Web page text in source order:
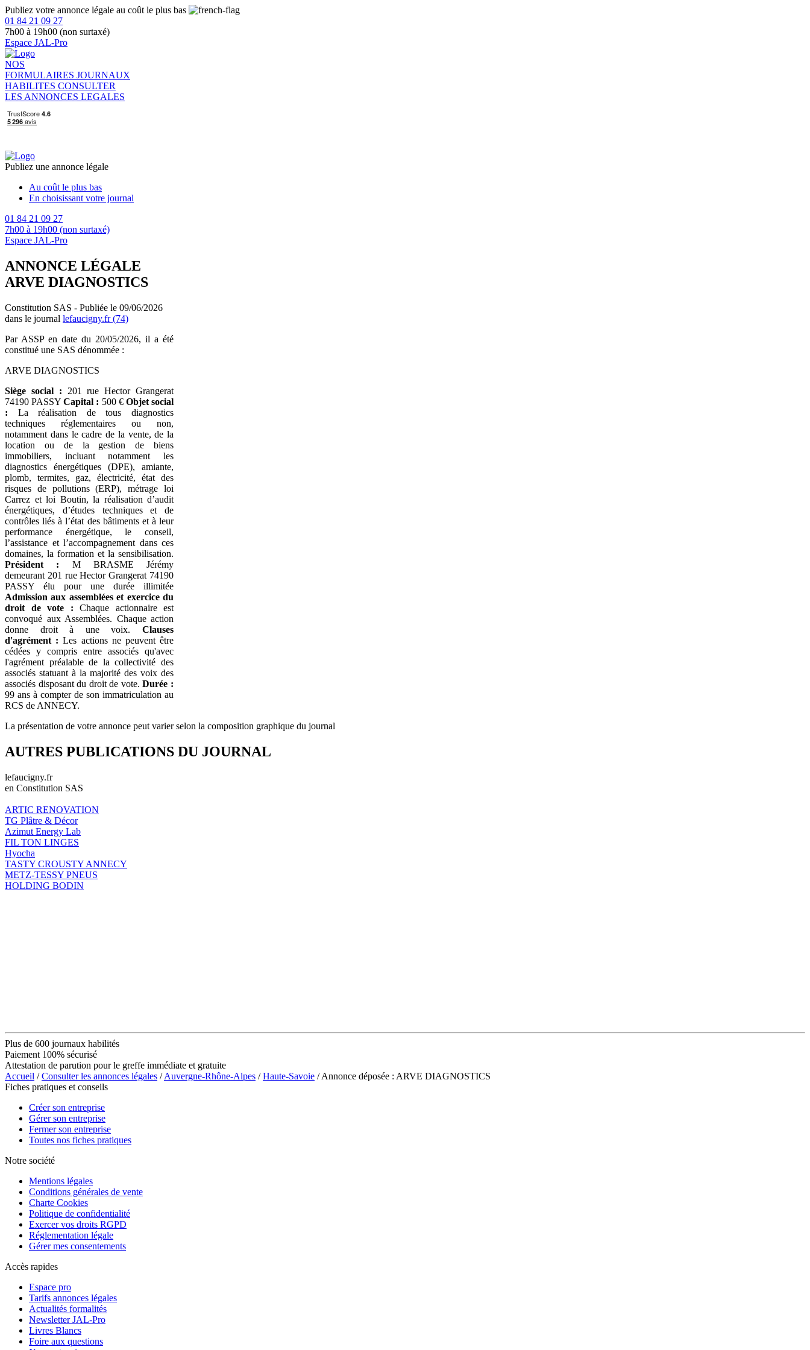
Publiez votre annonce légale au coût le plus bas
01 84 21 09 27
7h00 à 19h00 (non surtaxé)
Espace JAL-Pro
NOS
FORMULAIRES JOURNAUX
HABILITES CONSULTER
LES ANNONCES LEGALES
Publiez une annonce légale
Au coût le plus bas
En choisissant votre journal
01 84 21 09 27
7h00 à 19h00 (non surtaxé)
Espace JAL-Pro
ANNONCE LÉGALE
ARVE DIAGNOSTICS
Constitution SAS - Publiée le 09/06/2026
dans le journal lefaucigny.fr (74)
Par ASSP en date du 20/05/2026, il a été
constitué une SAS dénommée :
ARVE DIAGNOSTICS
Siège social : 201 rue Hector Grangerat
74190 PASSYCapital : 500 € Objet social
: La réalisation de tous diagnostics
techniques réglementaires ou non,
notamment dans le cadre de la vente, de la
location ou de la gestion de biens
immobiliers, incluant notamment les
diagnostics énergétiques (DPE), amiante,
plomb, termites, gaz, électricité, état des
risques de pollutions (ERP), métrage loi
Carrez et loi Boutin, la réalisation d’audit
énergétiques, d’études techniques et de
contrôles liés à l’état des bâtiments et à leur
performance énergétique, le conseil,
l’assistance et l’accompagnement dans ces
domaines, la formation et la sensibilisation.
Président : M BRASME Jérémy
demeurant 201 rue Hector Grangerat 74190
PASSY élu pour une durée illimitée
Admission aux assemblées et exercice du
droit de vote : Chaque actionnaire est
convoqué aux Assemblées. Chaque action
donne droit à une voix. Clauses
d'agrément : Les actions ne peuvent être
cédées y compris entre associés qu'avec
l'agrément préalable de la collectivité des
associés statuant à la majorité des voix des
associés disposant du droit de vote.Durée :
99 ans à compter de son immatriculation au
RCS de ANNECY.
La présentation de votre annonce peut varier selon la composition graphique du journal
AUTRES PUBLICATIONS DU JOURNAL
lefaucigny.fr
en Constitution SAS
ARTIC RENOVATION
TG Plâtre & Décor
Azimut Energy Lab
FIL TON LINGES
Hyocha
TASTY CROUSTY ANNECY
METZ-TESSY PNEUS
HOLDING BODIN
Plus de 600 journaux habilités
Paiement 100% sécurisé
Attestation de parution pour le greffe immédiate et gratuite
Accueil /Consulter les annonces légales /Auvergne-Rhône-Alpes /Haute-Savoie / Annonce déposée : ARVE DIAGNOSTICS
Fiches pratiques et conseils
Créer son entreprise
Gérer son entreprise
Fermer son entreprise
Toutes nos fiches pratiques
Notre société
Mentions légales
Conditions générales de vente
Charte Cookies
Politique de confidentialité
Exercer vos droits RGPD
Réglementation légale
Gérer mes consentements
Accès rapides
Espace pro
Tarifs annonces légales
Actualités formalités
Newsletter JAL-Pro
Livres Blancs
Foire aux questions